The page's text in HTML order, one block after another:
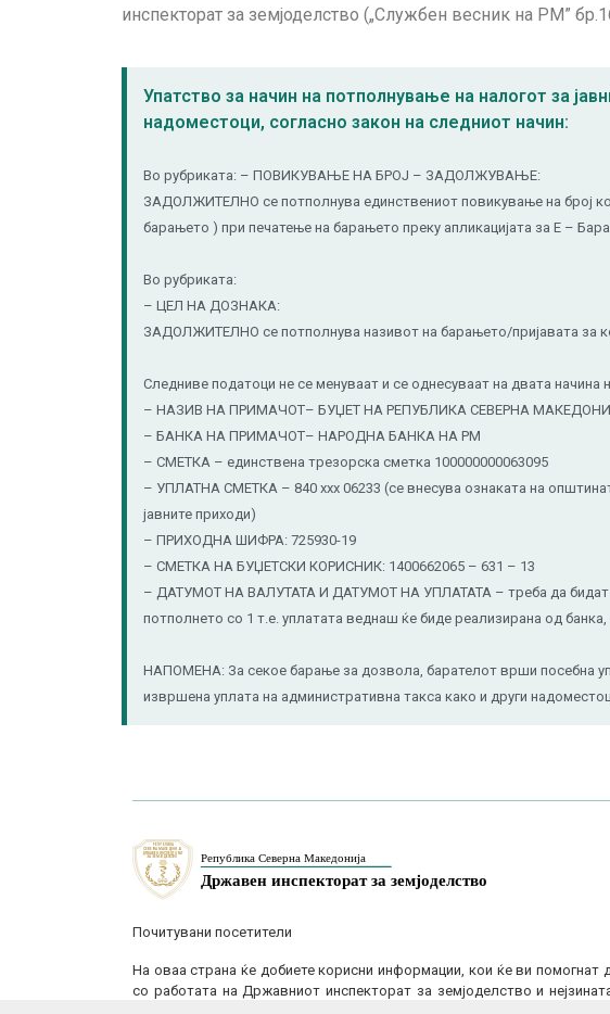
инспекторат за земјоделство („Службен весник на РМ”
Упатство за начин на потполнување на налогот за
надоместоци, согласно закон на следниот начин:
Во рубриката: – ПОВИКУВАЊЕ НА БРОЈ – ЗАДОЛЖУВАЊЕ:
ЗАДОЛЖИТЕЛНО се потполнува единствениот повикување на број
барањето ) при печатење на барањето преку апликацијата за Е –
Во рубриката:
– ЦЕЛ НА ДОЗНАКА:
ЗАДОЛЖИТЕЛНО се потполнува називот на барањето/пријавата за
Следниве податоци не се менуваат и се однесуваат на двата
– НАЗИВ НА ПРИМАЧОТ– БУЏЕТ НА РЕПУБЛИКА СЕВЕРНА
– БАНКА НА ПРИМАЧОТ– НАРОДНА БАНКА НА РМ
– СМЕТКА – единствена трезорска сметка 100000000063095
– УПЛАТНА СМЕТКА – 840 xxx 06233 (се внесува ознаката на
јавните приходи)
– ПРИХОДНА ШИФРА: 725930-19
– СМЕТКА НА БУЏЕТСКИ КОРИСНИК: 1400662065 – 631 – 13
– ДАТУМОТ НА ВАЛУТАТА И ДАТУМОТ НА УПЛАТАТА – треба да бидат
потполнето со 1 т.е. уплатата веднаш ќе биде реализирана од
НАПОМЕНА: За секое барање за дозвола, барателот врши посебна
извршена уплата на административна такса како и други
Почитувани посетители
На оваа страна ќе добиете корисни информации, кои ќе ви помогнат
со работата на Државниот инспекторат за земјоделство и